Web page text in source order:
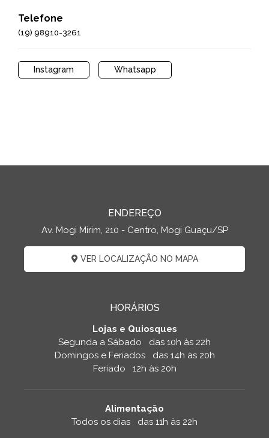
Telefone
(19) 98910-3261
Instagram Whatsapp
ENDEREÇO
Av. Mogi Mirim, 210 - Centro, Mogi Guaçu/SP
VER LOCALIZAÇÃO NO MAPA
HORÁRIOS
Lojas e Quiosques
Segunda a Sábado das 10h às 22h
Domingos e Feriados das 14h às 20h
Feriado 12h às 20h
Alimentação
Todos os dias das 11h às 22h